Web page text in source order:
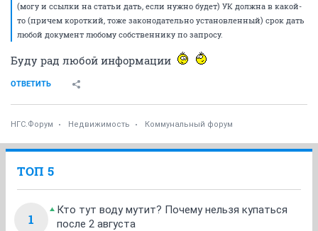
(могу и ссылки на статьи дать, если нужно будет) УК должна в какой-
то (причем короткий, тоже законодательно установленный) срок дать
любой документ любому собственнику по запросу.
Буду рад любой информации
ОТВЕТИТЬ
НГС.Форум Недвижимость Коммунальный форум
ТОП 5
1
Кто тут воду мутит? Почему нельзя купаться
после 2 августа